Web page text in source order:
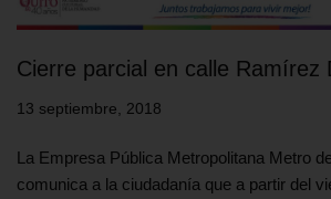
Cierre parcial en calle Ramírez
13 septiembre, 2018
La Empresa Pública Metropolitana Metro
comunica a la ciudadanía que a partir del